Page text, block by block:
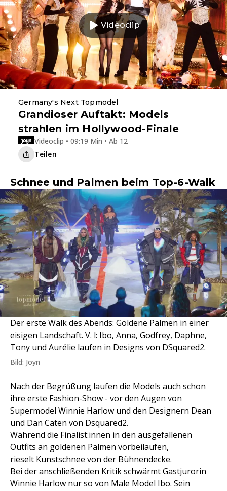
Videoclip
Germany's Next Topmodel
Grandioser Auftakt: Models
strahlen im Hollywood-Finale
Videoclip • 09:19 Min • Ab 12
Teilen
Schnee und Palmen beim Top-6-Walk
Der erste Walk des Abends: Goldene Palmen in einer
eisigen Landschaft. V. l: Ibo, Anna, Godfrey, Daphne,
Tony und Aurélie laufen in Designs von DSquared2.
Bild: Joyn
Nach der Begrüßung laufen die Models auch schon
ihre erste Fashion-Show - vor den Augen von
Supermodel Winnie Harlow und den Designern Dean
und Dan Caten von Dsquared2.
Während die Finalist:innen in den ausgefallenen
Outfits an goldenen Palmen vorbeilaufen,
rieselt Kunstschnee von der Bühnendecke.
Bei der anschließenden Kritik schwärmt Gastjurorin
Winnie Harlow nur so von Male Model Ibo. Sein